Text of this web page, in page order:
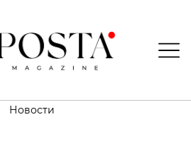
Новости